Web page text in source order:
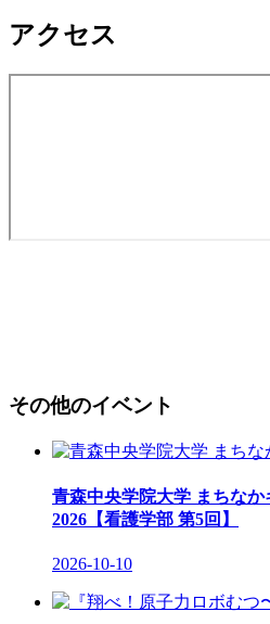
アクセス
その他のイベント
青森中央学院大学 まちな
2026【看護学部 第5回】
2026-10-10